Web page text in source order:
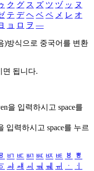
ク グ ス ズ ツ ヅ ッ ヌ
テ デ ヘ ベ ペ メ レ オ
ョ ロ ヲ ―
)방식으로 중국어를 변환
면 됩니다.
을 입력하시고 space를
입력하시고 space를 누르
ㅲ ㅳ ㅴ ㅵ ㅶ ㅷ ㅸ
ㅹ
ㆇ ㆈ ㆉ ㆊ ㆋ ㆌ ㆍ
ㆎ